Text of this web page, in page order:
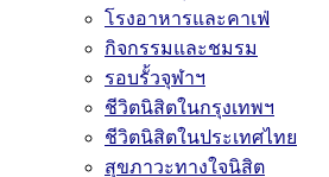
โรงอาหารและคาเฟ่
กิจกรรมและชมรม
รอบรั้วจุฬาฯ
ชีวิตนิสิตในกรุงเทพฯ
ชีวิตนิสิตในประเทศไทย
สุขภาวะทางใจนิสิต